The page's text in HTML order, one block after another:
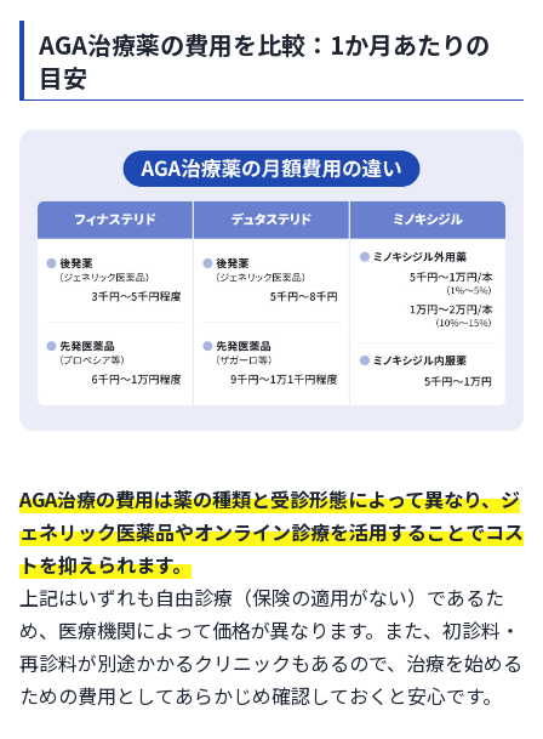
AGA治療薬の費用を比較：1か月あたりの
目安
AGA治療の費用は薬の種類と受診形態によって異なり、ジ
ェネリック医薬品やオンライン診療を活用することでコス
トを抑えられます。
上記はいずれも自由診療（保険の適用がない）であるた
め、医療機関によって価格が異なります。また、初診料・
再診料が別途かかるクリニックもあるので、治療を始める
ための費用としてあらかじめ確認しておくと安心です。